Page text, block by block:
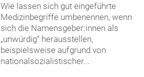
Wie lassen sich gut eingeführte
Medizinbegriffe umbenennen, wenn
sich die Namensgeber:innen als
„unwürdig“ herausstellen,
beispielsweise aufgrund von
nationalsozialistischer...